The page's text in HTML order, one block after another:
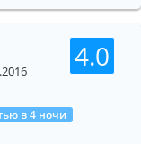
4.0
в 4 ночи